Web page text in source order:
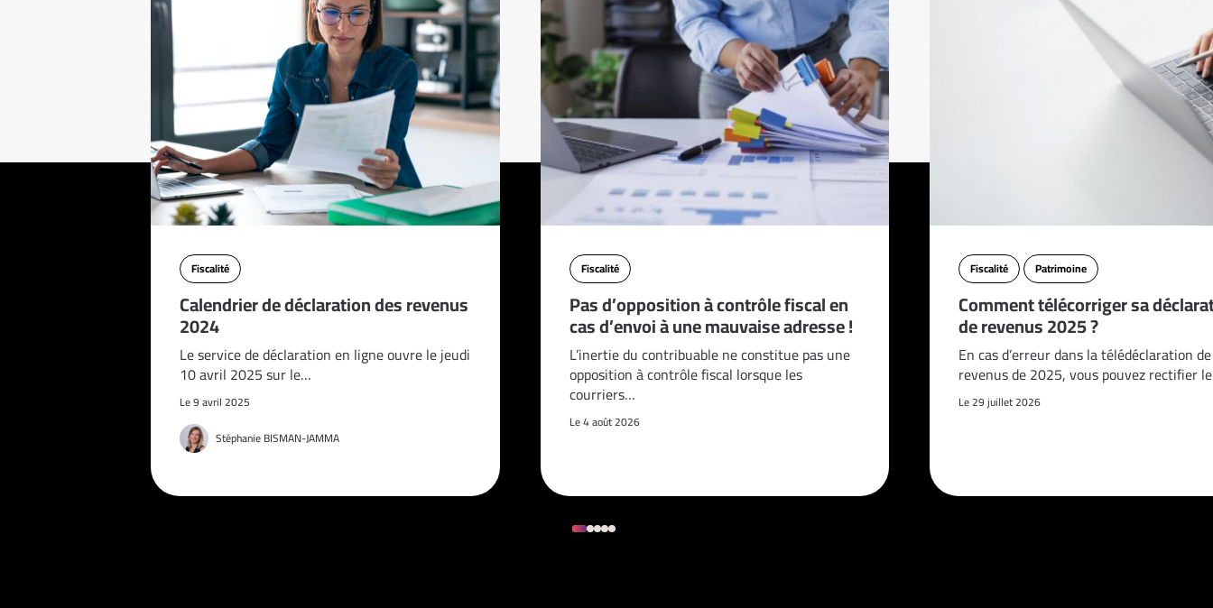
Fiscalité
Calendrier de déclaration des revenus
2024
Le service de déclaration en ligne ouvre le jeudi
10 avril 2025 sur le…
Le 9 avril 2025
Stéphanie BISMAN-JAMMA
Fiscalité
Pas d’opposition à contrôle fiscal en
cas d’envoi à une mauvaise adresse !
L’inertie du contribuable ne constitue pas une
opposition à contrôle fiscal lorsque les
courriers…
Le 4 août 2026
Fiscalité Patrimoine
Comment télécorriger sa
de revenus 2025 ?
En cas d’erreur dans la télédéclaration
revenus de 2025, vous pouvez rectifier
Le 29 juillet 2026